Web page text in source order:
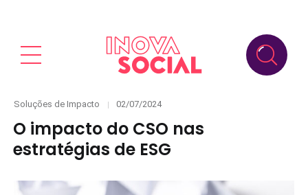
Categories
Soluções de Impacto
Posted
02/07/2024
O impacto do CSO nas
estratégias de ESG